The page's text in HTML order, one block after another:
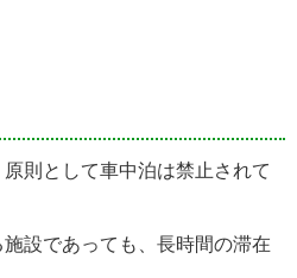
則として車中泊は禁止されて
設であっても、長時間の滞在